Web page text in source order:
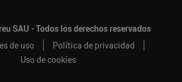
SAU - Todos los derechos reservados
de uso
Política de privacidad
Uso de cookies